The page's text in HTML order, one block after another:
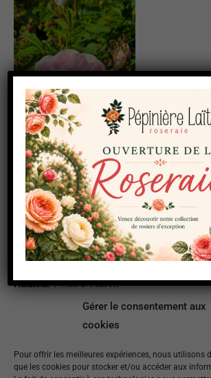
Gérer le consentement aux
cookies
Pour offrir les meilleures expériences, nous utilisons
que les cookies pour stocker et/ou accéder aux
Couleurs :Rose chair
Hauteur :1,50 x 1,50 m
Non remontant